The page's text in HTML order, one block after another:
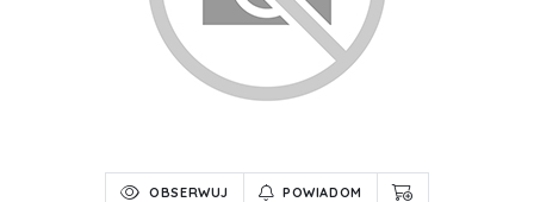
OBSERWUJ POWIADOM